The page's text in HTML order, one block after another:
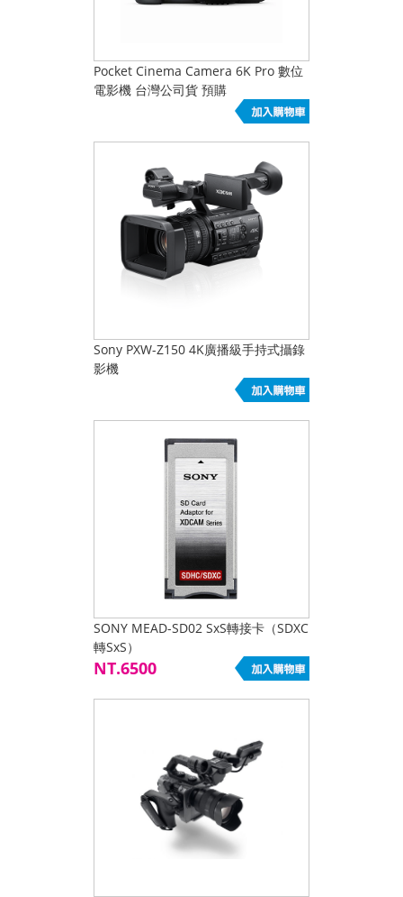
Pocket Cinema Camera 6K Pro 數位
電影機 台灣公司貨 預購
Sony PXW-Z150 4K廣播級手持式攝錄
影機
SONY MEAD-SD02 SxS轉接卡（SDXC
轉SxS）
NT.6500